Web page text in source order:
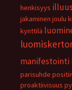
henkisyys
jakaminen joulu
kynttilä
manifestointi
parisuhde
proaktiivisuus